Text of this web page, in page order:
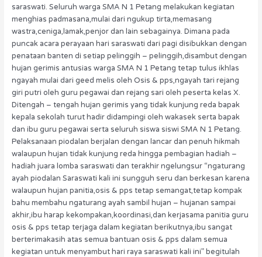
saraswati. Seluruh warga SMA N 1 Petang melakukan kegiatan
menghias padmasana,mulai dari ngukup tirta,memasang
wastra,ceniga,lamak,penjor dan lain sebagainya. Dimana pada
puncak acara perayaan hari saraswati dari pagi disibukkan dengan
penataan banten di setiap pelinggih – pelinggih,disambut dengan
hujan gerimis antusias warga SMA N 1 Petang tetap tulus ikhlas
ngayah mulai dari geed melis oleh Osis & pps,ngayah tari rejang
giri putri oleh guru pegawai dan rejang sari oleh peserta kelas X.
Ditengah – tengah hujan gerimis yang tidak kunjung reda bapak
kepala sekolah turut hadir didampingi oleh wakasek serta bapak
dan ibu guru pegawai serta seluruh siswa siswi SMA N 1 Petang.
Pelaksanaan piodalan berjalan dengan lancar dan penuh hikmah
walaupun hujan tidak kunjung reda hingga pembagian hadiah –
hadiah juara lomba saraswati dan terakhir ngelungsur “ngaturang
ayah piodalan Saraswati kali ini sungguh seru dan berkesan karena
walaupun hujan panitia,osis & pps tetap semangat,tetap kompak
bahu membahu ngaturang ayah sambil hujan – hujanan sampai
akhir,ibu harap kekompakan,koordinasi,dan kerjasama panitia guru
osis & pps tetap terjaga dalam kegiatan berikutnya,ibu sangat
berterimakasih atas semua bantuan osis & pps dalam semua
kegiatan untuk menyambut hari raya saraswati kali ini” begitulah